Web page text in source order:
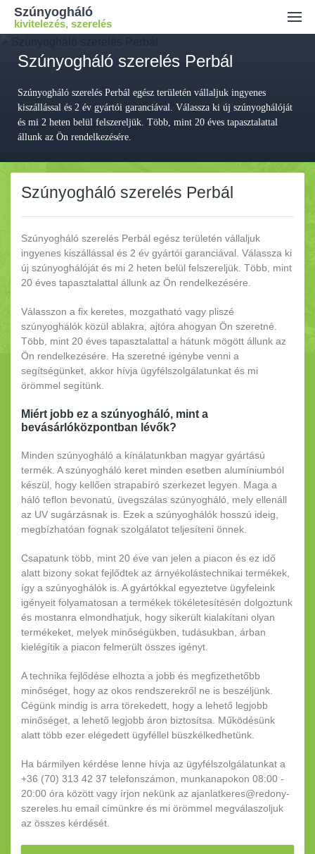
Szúnyogháló
kivitelezés, szerelés
Ajánlatkérés
Kiszállási díj
Kapcsolat
Szúnyogháló szerelés Perbál
Szúnyogháló szerelés Perbál egész területén vállaljuk ingyenes
kiszállással és 2 év gyártói garanciával. Válassza ki új szúnyoghálóját
és mi 2 heten belül felszereljük. Több, mint 20 éves tapasztalattal
állunk az Ön rendelkezésére.
Szúnyogháló szerelés Perbál
Szúnyogháló szerelés Perbál egész területén vállaljuk
ingyenes kiszállással és 2 év gyártói garanciával. Válassza ki
új szúnyoghálóját és mi 2 heten belül felszereljük. Több, mint
20 éves tapasztalattal állunk az Ön rendelkezésére.
Válasszon a fix keretes, mozgatható vagy pliszé
szúnyoghálók közül ablakra, ajtóra ahogyan Ön szeretné.
Több, mint 20 éves tapasztalattal a hátunk mögött állunk az
Ön rendelkezésére. Ha szeretné igénybe venni a
segítségünket, akkor hívja ügyfélszolgálatunkat és mi
örömmel segítünk.
Miért jobb ez a szúnyogháló, mint a
bevásárlóközpontban lévők?
Minden szúnyogháló a kínálatunkban magyar gyártású
termék. A szúnyogháló keret minden esetben alumíniumból
készül, hogy kellően strapabíró szerkezet legyen. Maga a
háló teflon bevonatú, üvegszálas szúnyogháló, mely ellenáll
az UV sugárzásnak is. Ezek a szúnyoghálók hosszú ideig,
megbízhatóan fognak szolgálatot teljesíteni önnek.
Csapatunk több, mint 20 éve van jelen a piacon és ez idő
alatt bizony sokat fejlődtek az árnyékolástechnikai termékek,
így a szúnyoghálók is. A gyártókkal egyeztetve ügyfeleink
igényeit folyamatosan a termékek tökéletesítésén dolgoztunk
és mostanra elmondhatjuk, hogy sikerült kialakítani olyan
termékeket, melyek minőségükben, tudásukban, árban
kielégítik a piacon felmerült összes igényt.
A technika fejlődése elhozta a jobb és megfizethetőbb
minőséget, hogy az okos rendszerekről ne is beszéljünk.
Cégünk mindig is arra törekedett, hogy a lehető legjobb
minőséget, a lehető legjobb áron biztosítsa. Működésünk
alatt több ezer elégedett ügyféllel büszkélkedhetünk.
Ha bármilyen kérdése lenne hívja az ügyfélszolgálatunkat a
+36 (70) 313 42 37 telefonszámon, munkanapokon 08:00 -
20:00 óra között vagy írjon nekünk az ajanlatkeres@redony-
szereles.hu email címünkre és mi örömmel megválaszoljuk
az összes kérdését.